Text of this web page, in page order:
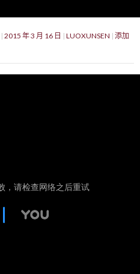
2015 年 3 月 16 日 LUOXUNSEN 添加